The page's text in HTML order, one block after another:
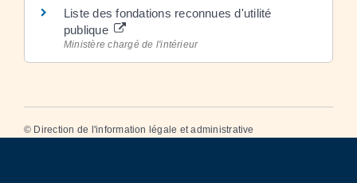
Liste des fondations reconnues d'utilité
publique
Ministère chargé de l'intérieur
© Direction de l'information légale et administrative